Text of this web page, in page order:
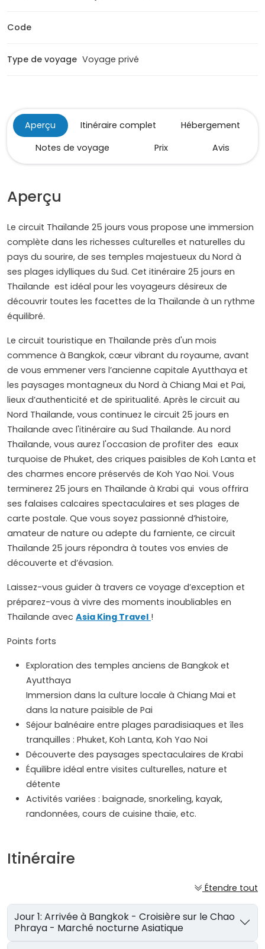
Code
Type de voyage Voyage privé
Aperçu Itinéraire complet
Hébergement
Notes de voyage
Prix Avis
Aperçu
Le circuit Thaïlande 25 jours vous propose une immersion
complète dans les richesses culturelles et naturelles du
pays du sourire, de ses temples majestueux du Nord à
ses plages idylliques du Sud. Cet itinéraire 25 jours en
Thaïlande est idéal pour les voyageurs désireux de
découvrir toutes les facettes de la Thaïlande à un rythme
équilibré.
Le circuit touristique en Thaïlande près d'un mois
commence à Bangkok, cœur vibrant du royaume, avant
de vous emmener vers l’ancienne capitale Ayutthaya et
les paysages montagneux du Nord à Chiang Mai et Pai,
lieux d’authenticité et de spiritualité. Après le circuit au
Nord Thailande, vous continuez le circuit 25 jours en
Thailande avec l'itinéraire au Sud Thailande. Au nord
Thaïlande, vous aurez l'occasion de profiter des eaux
turquoise de Phuket, des criques paisibles de Koh Lanta et
des charmes encore préservés de Koh Yao Noi. Vous
terminerez 25 jours en Thaïlande à Krabi qui vous offrira
ses falaises calcaires spectaculaires et ses plages de
carte postale. Que vous soyez passionné d’histoire,
amateur de nature ou adepte du farniente, ce circuit
Thaïlande 25 jours répondra à toutes vos envies de
découverte et d’évasion.
Laissez-vous guider à travers ce voyage d’exception et
préparez-vous à vivre des moments inoubliables en
Thaïlande avec Asia King Travel !
Points forts
Exploration des temples anciens de Bangkok et
Ayutthaya
Immersion dans la culture locale à Chiang Mai et
dans la nature paisible de Pai
Séjour balnéaire entre plages paradisiaques et îles
tranquilles : Phuket, Koh Lanta, Koh Yao Noi
Découverte des paysages spectaculaires de Krabi
Équilibre idéal entre visites culturelles, nature et
détente
Activités variées : baignade, snorkeling, kayak,
randonnées, cours de cuisine thaïe, etc.
Itinéraire
Étendre tout
Jour 1: Arrivée à Bangkok - Croisière sur le Chao
Phraya - Marché nocturne Asiatique